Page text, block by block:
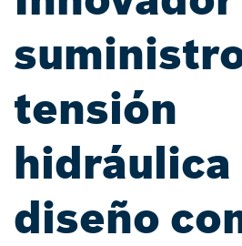
tensión
hidráulica
diseño